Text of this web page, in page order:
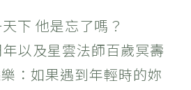
下 他是忘了嗎？
以及星雲法師百歲冥壽
：如果遇到年輕時的妳